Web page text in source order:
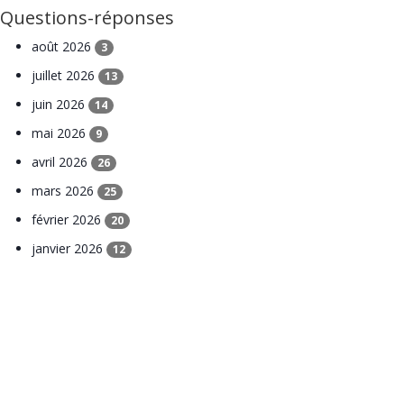
Questions-réponses
août 2026 3
juillet 2026 13
juin 2026 14
mai 2026 9
avril 2026 26
mars 2026 25
février 2026 20
janvier 2026 12